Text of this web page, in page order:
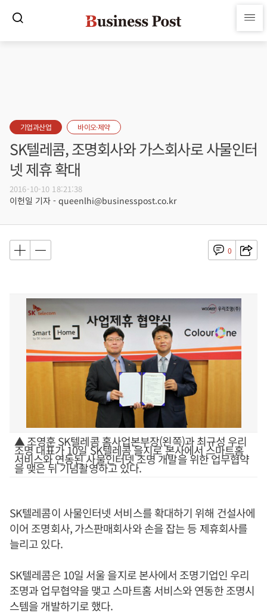
기업과산업 바이오·제약
SK텔레콤, 조명회사와 가스회사로 사물인터
넷 제휴 확대
2016-10-10 18:21:38
이헌일 기자 - queenlhi@businesspost.co.kr
0
▲ 조영훈 SK텔레콤 홈사업본부장(왼쪽)과 최규성 우리
조명 대표가 10일 SK텔레콤 을지로 본사에서 스마트홈
서비스와 연동된 사물인터넷 조명 개발을 위한 업무협약
을 맺은 뒤 기념촬영하고 있다.
SK텔레콤이 사물인터넷 서비스를 확대하기 위해 건설사에
이어 조명회사, 가스판매회사와 손을 잡는 등 제휴회사를
늘리고 있다.
SK텔레콤은 10일 서울 을지로 본사에서 조명기업인 우리
조명과 업무협약을 맺고 스마트홈 서비스와 연동한 조명시
스템을 개발하기로 했다.